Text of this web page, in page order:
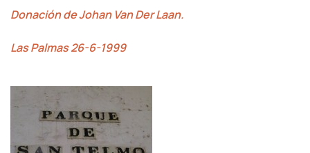
Donación de Johan Van Der Laan.
Las Palmas 26-6-1999